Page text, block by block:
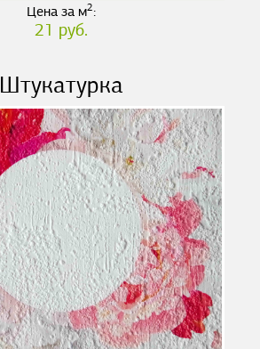
Цена за м2:
21 руб.
Штукатурка